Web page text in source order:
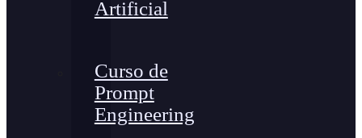
Artificial
Curso de
Prompt
Engineering